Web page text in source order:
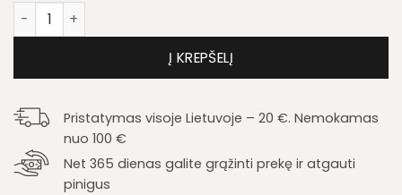
produkto kiekis: Lova Lionel LI12 140
Į KREPŠELĮ
Pristatymas visoje Lietuvoje – 20 €. Nemokamas
nuo 100 €
Net 365 dienas galite grąžinti prekę ir atgauti
pinigus